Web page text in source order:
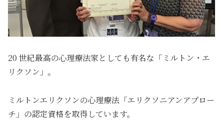
20 世紀最高の心理療法家としても有名な「ミルトン・エ
リクソン」。
ミルトンエリクソンの心理療法「エリクソニアンアプロー
チ」の認定資格を取得しています。